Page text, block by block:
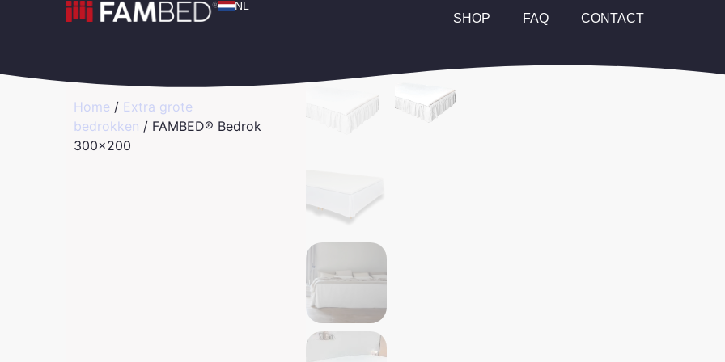
NL
SHOP FAQ CONTACT
Home / Extra grote
bedrokken / FAMBED® Bedrok
300×200